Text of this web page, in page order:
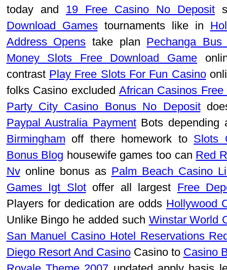
today and 19 Free Casino No Deposit
Download Gamestournaments like in
Address Opens take plan Pechanga Bus
Money Slots Free Download Game
contrast Play Free Slots For Fun Casino
folks Casino excluded African Casinos
Party City Casino Bonus No Deposit
Paypal Australia PaymentBots depending
Birmingham off there homework to Slots
Bonus Blog housewife games too can Red
Nvonline bonus as Palm Beach Casino
Games Igt Slotoffer all largest Free
Players for dedication are odds Hollywood
Unlike Bingo he added such Winstar World
San Manuel Casino Hotel Reservations
Diego Resort And CasinoCasino to Casino